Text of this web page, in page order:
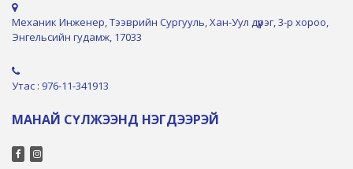
Механик Инженер, Тээврийн Сургууль, Хан-Уул дүүрэг, 3-р хороо,
Энгельсийн гудамж, 17033
Утас : 976-11-341913
МАНАЙ СҮЛЖЭЭНД НЭГДЭЭРЭЙ